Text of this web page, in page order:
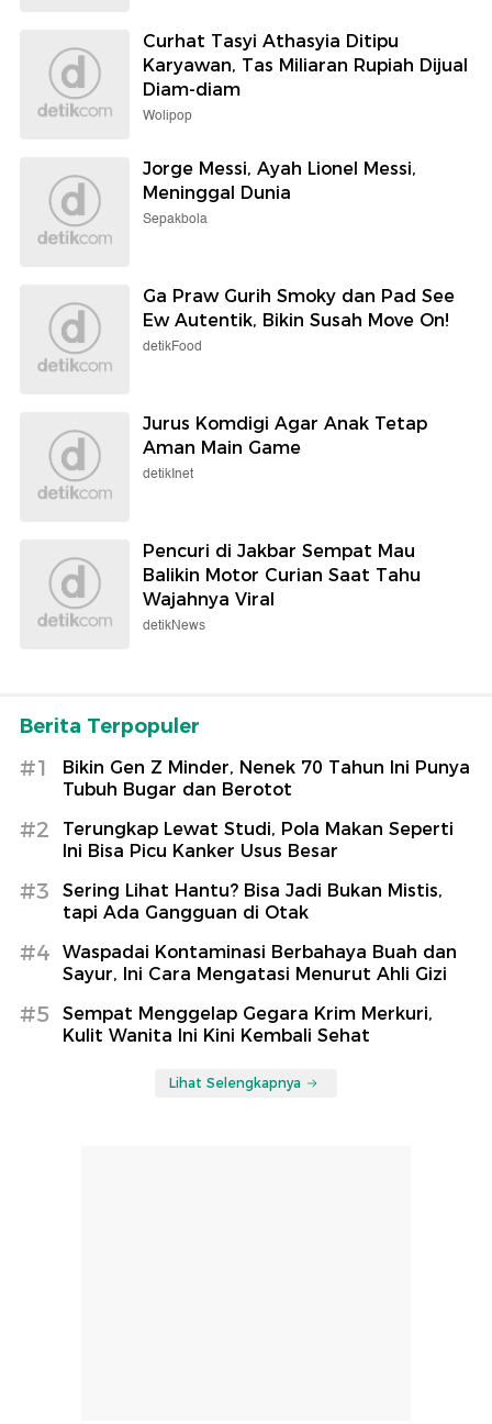
Curhat Tasyi Athasyia Ditipu
Karyawan, Tas Miliaran Rupiah Dijual
Diam-diam
Wolipop
Jorge Messi, Ayah Lionel Messi,
Meninggal Dunia
Sepakbola
Ga Praw Gurih Smoky dan Pad See
Ew Autentik, Bikin Susah Move On!
detikFood
Jurus Komdigi Agar Anak Tetap
Aman Main Game
detikInet
Pencuri di Jakbar Sempat Mau
Balikin Motor Curian Saat Tahu
Wajahnya Viral
detikNews
Berita Terpopuler
#1
Bikin Gen Z Minder, Nenek 70 Tahun Ini Punya
Tubuh Bugar dan Berotot
#2
Terungkap Lewat Studi, Pola Makan Seperti
Ini Bisa Picu Kanker Usus Besar
#3
Sering Lihat Hantu? Bisa Jadi Bukan Mistis,
tapi Ada Gangguan di Otak
#4
Waspadai Kontaminasi Berbahaya Buah dan
Sayur, Ini Cara Mengatasi Menurut Ahli Gizi
#5
Sempat Menggelap Gegara Krim Merkuri,
Kulit Wanita Ini Kini Kembali Sehat
Lihat Selengkapnya